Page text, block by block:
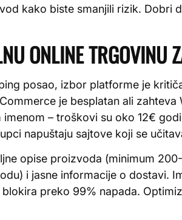
kako biste smanjili rizik. Dobri
ONLINE TRGOVINU
posao, izbor platforme je
je besplatan ali zahteva
– troškovi su oko 12€
napuštaju sajtove koji se
opise proizvoda (minimum
i jasne informacije o dostavi.
blokira preko 99% napada.